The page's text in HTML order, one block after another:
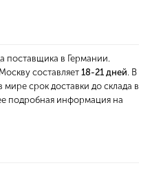
поставщика в Германии.
составляет18-21 дней . В
срок доставки до склада в
подробная информация на